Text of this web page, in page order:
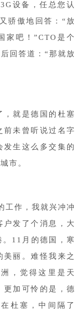
设备，任总您认
骄傲地回答：“放
家吧！”CTO是个
回答道：“那就放
，就是德国的杜塞
前未曾听说过名字
发生这么多交集的
市。
工作，我就兴冲冲
户发了个消息，大
11月的德国，寒
美丽。难怪我来之
，觉得这里是天
更加可怜的是，德
杜塞，中间隔了